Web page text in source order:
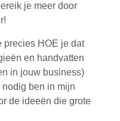
je meer door
precies HOE je dat
en handvatten
in jouw business)
ben in mijn
de ideeën die grote